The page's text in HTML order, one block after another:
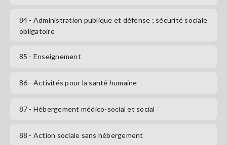
84 - Administration publique et défense ; sécurité sociale
obligatoire
85 - Enseignement
86 - Activités pour la santé humaine
87 - Hébergement médico-social et social
88 - Action sociale sans hébergement